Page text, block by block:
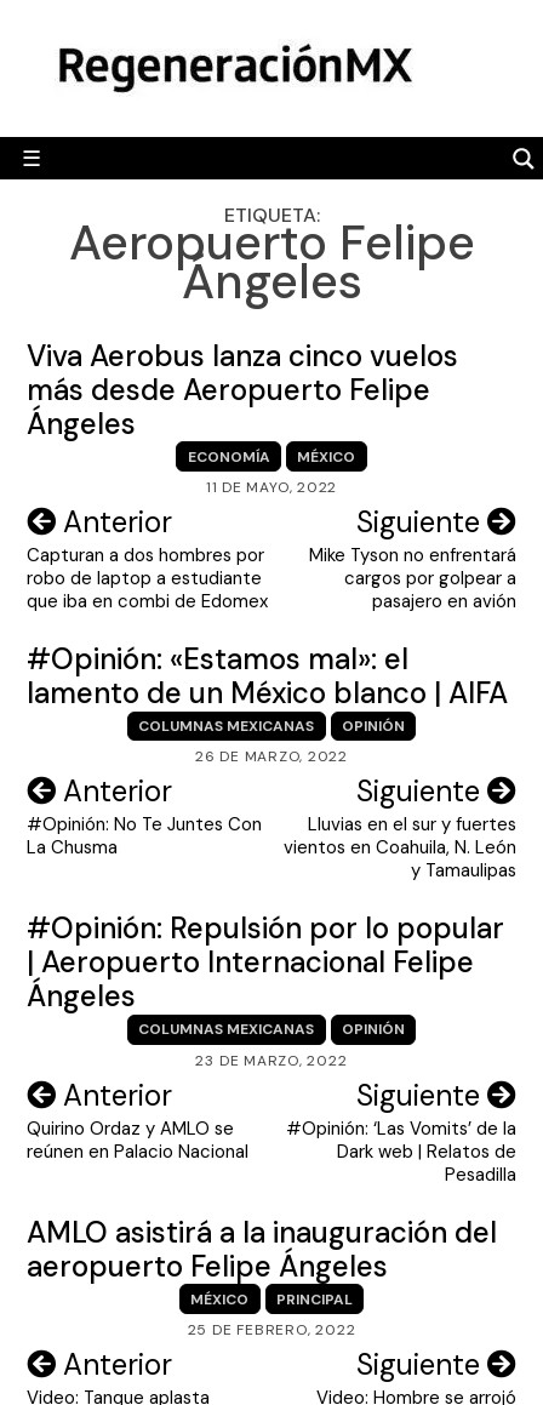
content
☰
POLÍTICA
CAMALEÓN
OPINIÓN
DEPORTES
VIDEOS
ETIQUETA:
Aeropuerto Felipe
Ángeles
Viva Aerobus lanza cinco vuelos
más desde Aeropuerto Felipe
Ángeles
ECONOMÍA
MÉXICO
11 DE MAYO, 2022
Navegación
de
entradas
Anterior
Capturan a dos hombres por
robo de laptop a estudiante
que iba en combi de Edomex
Siguiente
Mike Tyson no enfrentará
cargos por golpear a
pasajero en avión
#Opinión: «Estamos mal»: el
lamento de un México blanco | AIFA
COLUMNAS MEXICANAS
OPINIÓN
26 DE MARZO, 2022
Navegación
de
Anterior
#Opinión: No Te Juntes Con
La Chusma
Siguiente
Lluvias en el sur y fuertes
vientos en Coahuila, N. León
y Tamaulipas
#Opinión: Repulsión por lo popular
| Aeropuerto Internacional Felipe
Ángeles
COLUMNAS MEXICANAS
OPINIÓN
23 DE MARZO, 2022
Navegación
de
Anterior
Quirino Ordaz y AMLO se
reúnen en Palacio Nacional
Siguiente
#Opinión: ‘Las Vomits’ de la
Dark web | Relatos de
Pesadilla
AMLO asistirá a la inauguración del
aeropuerto Felipe Ángeles
MÉXICO
PRINCIPAL
25 DE FEBRERO, 2022
Navegación
Anterior
Video: Tanque aplasta
Siguiente
Video: Hombre se arrojó